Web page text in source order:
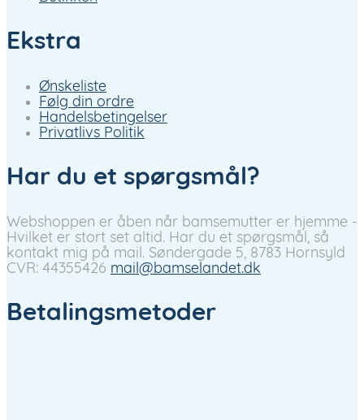
Ekstra
Ønskeliste
Følg din ordre
Handelsbetingelser
Privatlivs Politik
Har du et spørgsmål?
Webshoppen er åben når bamsemutter er hjemme -
Hvilket er stort set altid. Har du et spørgsmål, så
kontakt mig på mail. Søndergade 5, 8783 Hornsyld
CVR: 44355426 mail@bamselandet.dk
Betalingsmetoder